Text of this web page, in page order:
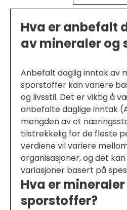
Hva er anbefalt
av mineraler og
Anbefalt daglig inntak av
sporstoffer kan variere
og livsstil. Det er viktig å
anbefalte daglige inntak
mengden av et
tilstrekkelig for de fleste
verdiene vil variere
organisasjoner, og det
variasjoner basert på
Hva er
sporstoffer?